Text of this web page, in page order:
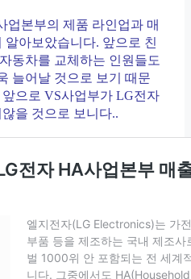
업본부의 제품 라인업과 매
알아보았습니다. 앞으로 친
동차를 교체하는 인원들도
늘어날 것으로 보기 때문
으로 VS사업부가 LG전자
을 것으로 보니다..